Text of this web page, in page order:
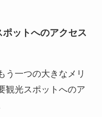
ットへのアクセス
う一つの大きなメリ
観光スポットへのア